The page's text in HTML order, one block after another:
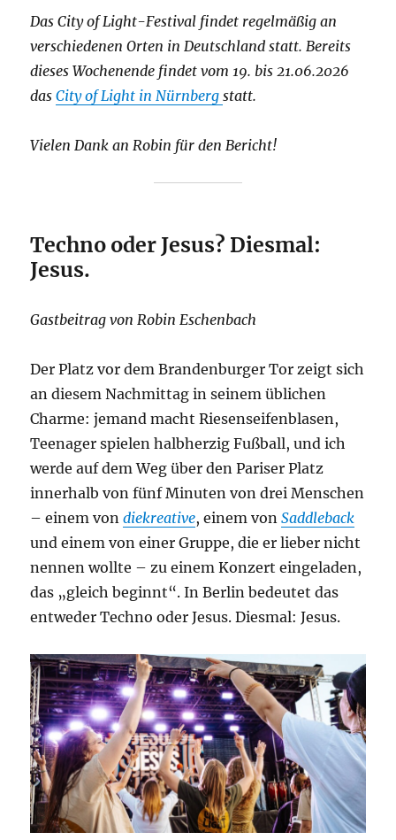
Das City of Light-Festival findet regelmäßig an
verschiedenen Orten in Deutschland statt. Bereits
dieses Wochenende findet vom 19. bis 21.06.2026
dasCity of Light in Nürnbergstatt.
Vielen Dank an Robin für den Bericht!
Techno oder Jesus? Diesmal:
Jesus.
Gastbeitrag von Robin Eschenbach
Der Platz vor dem Brandenburger Tor zeigt sich
an diesem Nachmittag in seinem üblichen
Charme: jemand macht Riesenseifenblasen,
Teenager spielen halbherzig Fußball, und ich
werde auf dem Weg über den Pariser Platz
innerhalb von fünf Minuten von drei Menschen
– einem vondiekreative, einem vonSaddleback
und einem von einer Gruppe, die er lieber nicht
nennen wollte – zu einem Konzert eingeladen,
das „gleich beginnt“. In Berlin bedeutet das
entweder Techno oder Jesus. Diesmal: Jesus.